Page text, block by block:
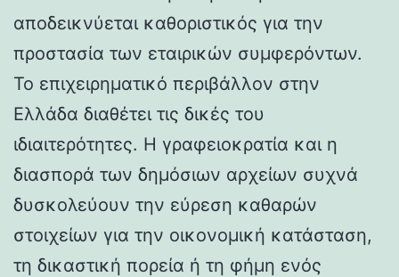
αποδεικνύεται καθοριστικός για την
προστασία των εταιρικών συμφερόντων.
Το επιχειρηματικό περιβάλλον στην
Ελλάδα διαθέτει τις δικές του
ιδιαιτερότητες. Η γραφειοκρατία και η
διασπορά των δημόσιων αρχείων συχνά
δυσκολεύουν την εύρεση καθαρών
στοιχείων για την οικονομική κατάσταση,
τη δικαστική πορεία ή τη φήμη ενός